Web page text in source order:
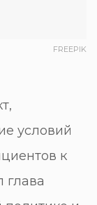
FREEPIK
условий
к
глава